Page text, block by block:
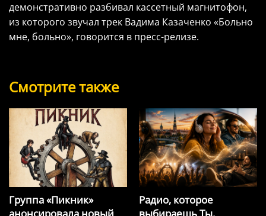
демонстративно разбивал кассетный магнитофон,
из которого звучал трек Вадима Казаченко «Больно
мне, больно», говорится в пресс-релизе.
Смотрите также
Группа «Пикник»
анонсировала новый
Радио, которое
выбираешь Ты.